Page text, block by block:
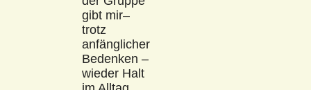
gibt mir–
trotz
anfänglicher
Bedenken –
wieder Halt